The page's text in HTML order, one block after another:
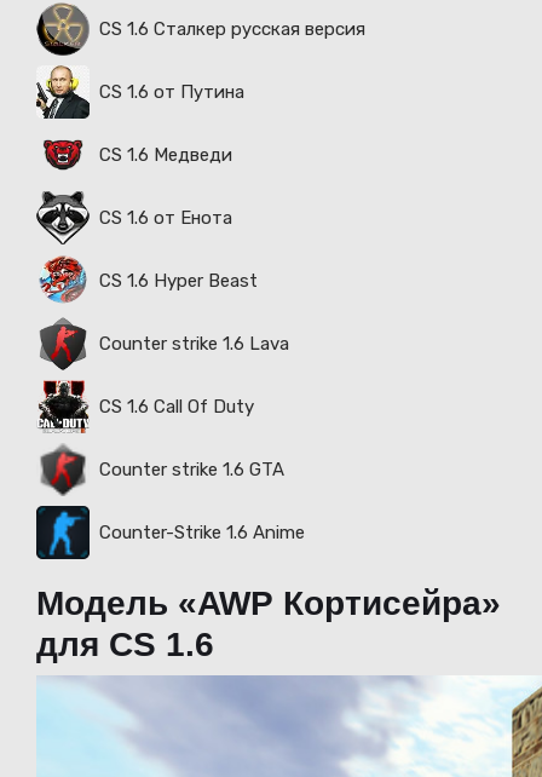
CS 1.6 Сталкер русская версия
CS 1.6 от Путина
CS 1.6 Медведи
CS 1.6 от Енота
CS 1.6 Hyper Beast
Counter strike 1.6 Lava
CS 1.6 Call Of Duty
Counter strike 1.6 GTA
Counter-Strike 1.6 Anime
Модель «AWP Кортисейра»
для CS 1.6